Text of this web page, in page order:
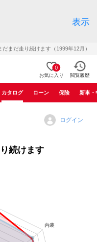
表示
まだ走り続けます（1999年12月）
0
お気に入り 閲覧履歴
カタログ ローン 保険 新車・
ログイン
続けます